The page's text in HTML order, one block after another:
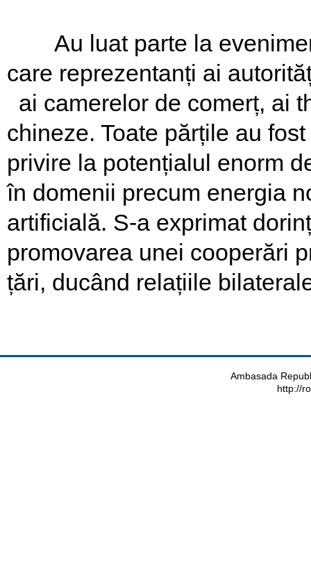
Au luat parte la
care reprezentanți ai
ai camerelor de comerț, ai
chineze. Toate părțile au
privire la potențialul enorm
în domenii precum energia
artificială. S-a exprimat
promovarea unei cooperări
țări, ducând relațiile
Ambasada
http://